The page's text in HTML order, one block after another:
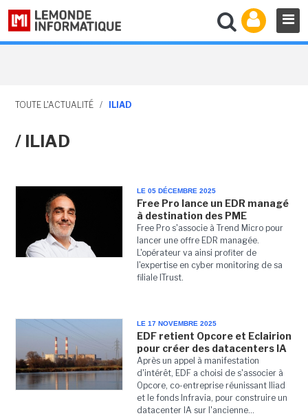
TOUTE L'ACTUALITÉ / ILIAD
/ ILIAD
LE 05 DÉCEMBRE 2025
Free Pro lance un EDR managé
à destination des PME
Free Pro s'associe à Trend Micro pour
lancer une offre EDR managée.
L'opérateur va ainsi profiter de
l'expertise en cyber monitoring de sa
filiale ITrust.
LE 17 NOVEMBRE 2025
EDF retient Opcore et Eclairion
pour créer des datacenters IA
Après un appel à manifestation
d'intérêt, EDF a choisi de s'associer à
Opcore, co-entreprise réunissant Iliad
et le fonds Infravia, pour construire un
datacenter IA sur l'ancienne...